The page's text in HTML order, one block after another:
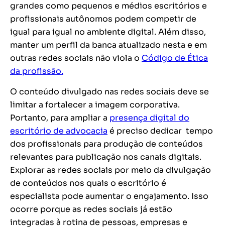
grandes como pequenos e médios escritórios e
profissionais autônomos podem competir de
igual para igual no ambiente digital. Além disso,
manter um perfil da banca atualizado nesta e em
outras redes sociais não viola o Código de Ética
da profissão.
O conteúdo divulgado nas redes sociais deve se
limitar a fortalecer a imagem corporativa.
Portanto, para ampliar a presença digital do
escritório de advocacia é preciso dedicar tempo
dos profissionais para produção de conteúdos
relevantes para publicação nos canais digitais.
Explorar as redes sociais por meio da divulgação
de conteúdos nos quais o escritório é
especialista pode aumentar o engajamento. Isso
ocorre porque as redes sociais já estão
integradas à rotina de pessoas, empresas e